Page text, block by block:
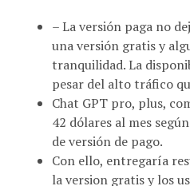
– La versión paga no
una versión gratis y
tranquilidad. La
pesar del alto tráfico
Chat GPT pro, plus,
42 dólares al mes
de versión de pago.
Con ello, entregaría
la version gratis y los